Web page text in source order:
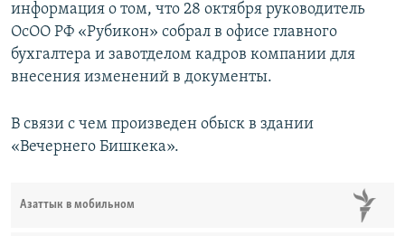
информация о том, что 28 октября руководитель
ОсОО РФ «Рубикон» собрал в офисе главного
бухгалтера и завотделом кадров компании для
внесения изменений в документы.
В связи с чем произведен обыск в здании
«Вечернего Бишкека».
Азаттык в мобильном